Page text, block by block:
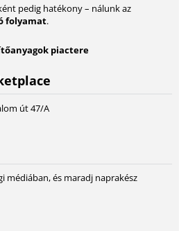
pedig hatékony – nálunk az
folyamat.
piactere
út 47/A
médiában, és maradj naprakész